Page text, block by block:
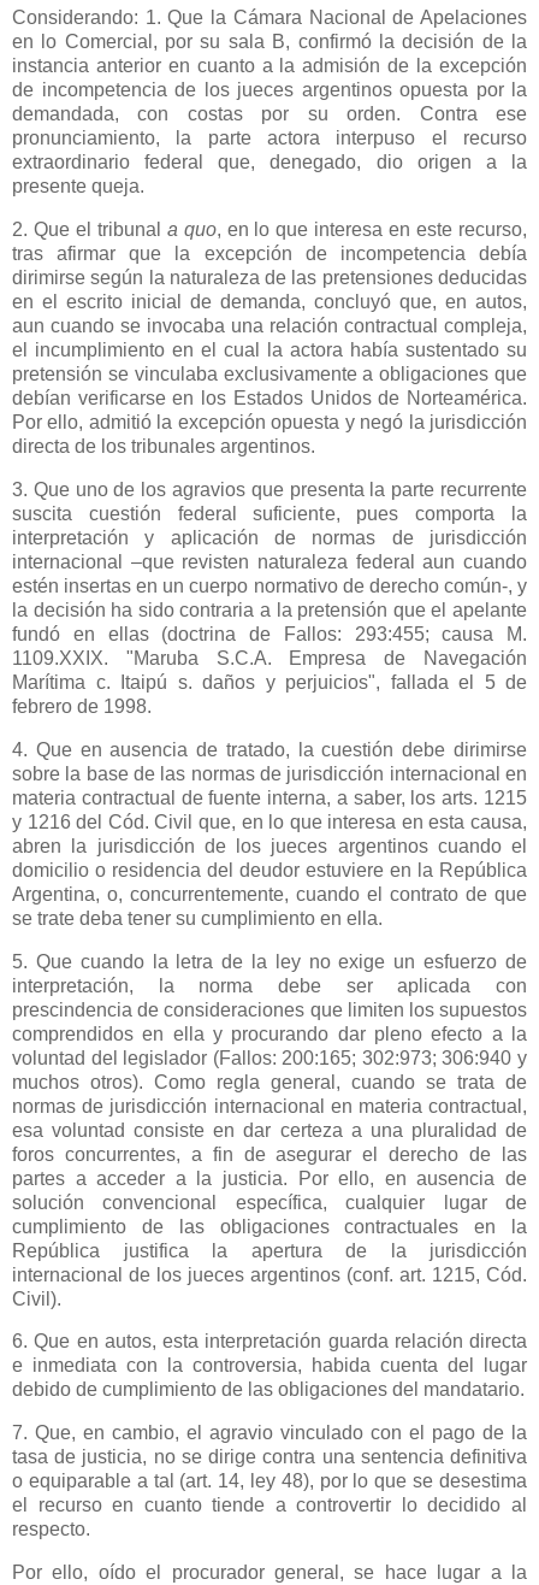
Considerando: 1. Que la Cámara Nacional de Apelaciones
en lo Comercial, por su sala B, confirmó la decisión de la
instancia anterior en cuanto a la admisión de la excepción
de incompetencia de los jueces argentinos opuesta por la
demandada, con costas por su orden. Contra ese
pronunciamiento, la parte actora interpuso el recurso
extraordinario federal que, denegado, dio origen a la
presente queja.
2. Que el tribunal a quo, en lo que interesa en este recurso,
tras afirmar que la excepción de incompetencia debía
dirimirse según la naturaleza de las pretensiones deducidas
en el escrito inicial de demanda, concluyó que, en autos,
aun cuando se invocaba una relación contractual compleja,
el incumplimiento en el cual la actora había sustentado su
pretensión se vinculaba exclusivamente a obligaciones que
debían verificarse en los Estados Unidos de Norteamérica.
Por ello, admitió la excepción opuesta y negó la jurisdicción
directa de los tribunales argentinos.
3. Que uno de los agravios que presenta la parte recurrente
suscita cuestión federal suficiente, pues comporta la
interpretación y aplicación de normas de jurisdicción
internacional –que revisten naturaleza federal aun cuando
estén insertas en un cuerpo normativo de derecho común-, y
la decisión ha sido contraria a la pretensión que el apelante
fundó en ellas (doctrina de Fallos: 293:455; causa M.
1109.XXIX. "Maruba S.C.A. Empresa de Navegación
Marítima c. Itaipú s. daños y perjuicios", fallada el 5 de
febrero de 1998.
4. Que en ausencia de tratado, la cuestión debe dirimirse
sobre la base de las normas de jurisdicción internacional en
materia contractual de fuente interna, a saber, los arts. 1215
y 1216 del Cód. Civil que, en lo que interesa en esta causa,
abren la jurisdicción de los jueces argentinos cuando el
domicilio o residencia del deudor estuviere en la República
Argentina, o, concurrentemente, cuando el contrato de que
se trate deba tener su cumplimiento en ella.
5. Que cuando la letra de la ley no exige un esfuerzo de
interpretación, la norma debe ser aplicada con
prescindencia de consideraciones que limiten los supuestos
comprendidos en ella y procurando dar pleno efecto a la
voluntad del legislador (Fallos: 200:165; 302:973; 306:940 y
muchos otros). Como regla general, cuando se trata de
normas de jurisdicción internacional en materia contractual,
esa voluntad consiste en dar certeza a una pluralidad de
foros concurrentes, a fin de asegurar el derecho de las
partes a acceder a la justicia. Por ello, en ausencia de
solución convencional específica, cualquier lugar de
cumplimiento de las obligaciones contractuales en
la
República justifica la apertura de la jurisdicción
internacional de los jueces argentinos (conf. art. 1215, Cód.
Civil).
6. Que en autos, esta interpretación guarda relación directa
e inmediata con la controversia, habida cuenta del lugar
debido de cumplimiento de las obligaciones del mandatario.
7. Que, en cambio, el agravio vinculado con el pago de la
tasa de justicia, no se dirige contra una sentencia definitiva
o equiparable a tal (art. 14, ley 48), por lo que se desestima
el recurso en cuanto tiende a controvertir lo decidido al
respecto.
Por ello, oído el procurador general, se hace lugar a la